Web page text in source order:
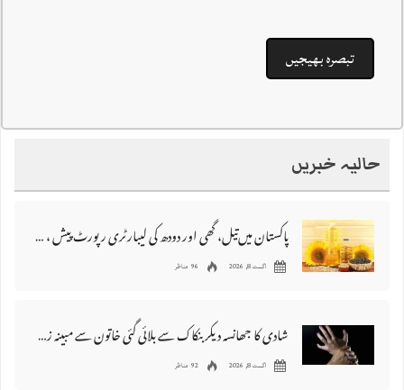
حالیہ خبریں
پاکستان میں‌تیل، گھی اور دودھ کی لیبارٹری رپورٹ پیش ، 176 نمونے غیر معیاری قرار
اگست 8, 2026 96 مناظر
شادی کا جھانسہ دیکر بنکاک سے بلائی گئی خاتون سے مبینہ زیادتی، ملزم گرفتار
اگست 8, 2026 92 مناظر